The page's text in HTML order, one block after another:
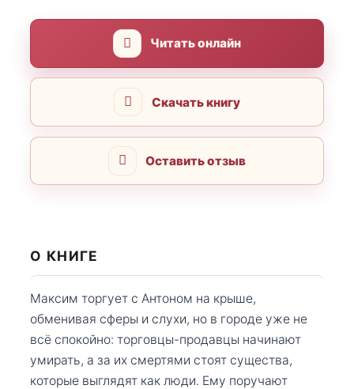
Читать онлайн
Скачать книгу
Оставить отзыв
О КНИГЕ
Максим торгует с Антоном на крыше,
обменивая сферы и слухи, но в городе уже не
всё спокойно: торговцы-продавцы начинают
умирать, а за их смертями стоят существа,
которые выглядят как люди. Ему поручают